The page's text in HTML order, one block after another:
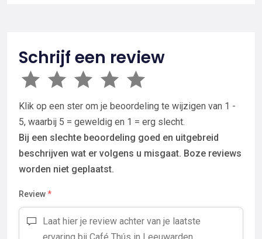
Schrijf een review
Klik op een ster om je beoordeling te wijzigen van 1 -
5, waarbij 5 = geweldig en 1 = erg slecht.
Bij een slechte beoordeling goed en uitgebreid
beschrijven wat er volgens u misgaat. Boze reviews
worden niet geplaatst.
Review*